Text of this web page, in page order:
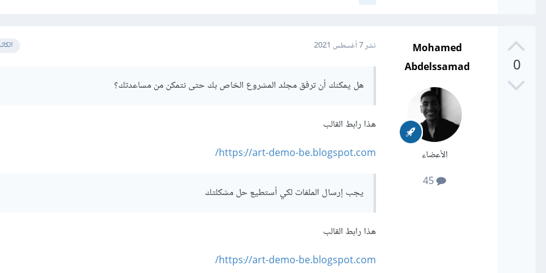
0
Mohamed
Abdelssamad
الأعضاء
نشر7 أغسطس 2021
هل يمكنك أن ترفق مجلد المشروع الخاص بك حتى نتمكن من مساعدتك؟
هذا رابط القالب
https://art-demo-be.blogspot.com/
يجب إرسال الملفات لكي أستطيع حل مشكلتك
هذا رابط القالب
https://art-demo-be.blogspot.com/